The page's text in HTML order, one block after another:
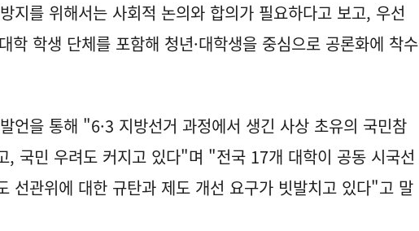
지를 위해서는 사회적 논의와 합의가 필요하다고 보고, 우선
학 학생 단체를 포함해 청년·대학생을 중심으로 공론화에 착수
언을 통해 "6·3 지방선거 과정에서 생긴 사상 초유의 국민참
, 국민 우려도 커지고 있다"며 "전국 17개 대학이 공동 시국선
선관위에 대한 규탄과 제도 개선 요구가 빗발치고 있다"고 말